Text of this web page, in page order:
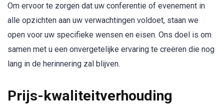
Om ervoor te zorgen dat uw conferentie of evenement in
alle opzichten aan uw verwachtingen voldoet, staan we
open voor uw specifieke wensen en eisen. Ons doel is om
samen met u een onvergetelijke ervaring te creëren die nog
lang in de herinnering zal blijven.
Prijs-kwaliteitverhouding